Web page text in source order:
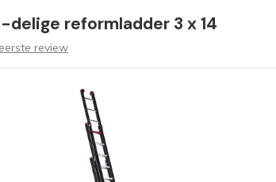
delige reformladder 3 x 14
review